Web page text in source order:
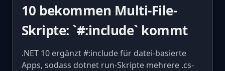
10 bekommen Multi-File-
Skripte: `#:include` kommt
.NET 10 ergänzt #:include für datei-basierte
Apps, sodass dotnet run-Skripte mehrere .cs-